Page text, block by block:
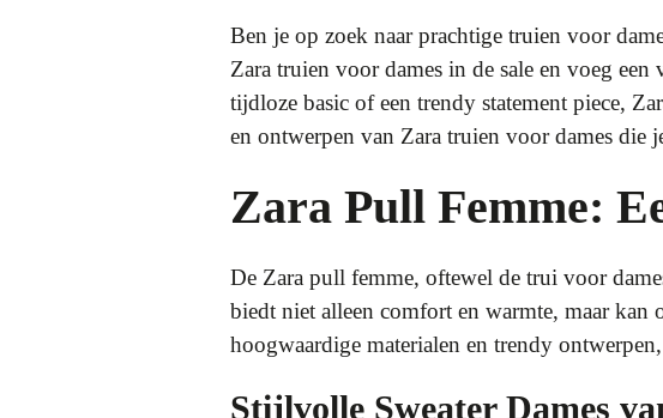
Ben je op zoek naar prachtige truien voor
Zara truien voor dames in de sale en voeg
tijdloze basic of een trendy statement piece,
en ontwerpen van Zara truien voor dames die
Zara Pull Femme:
De Zara pull femme, oftewel de trui voor
biedt niet alleen comfort en warmte, maar kan
hoogwaardige materialen en trendy
Stijlvolle Sweater Dames